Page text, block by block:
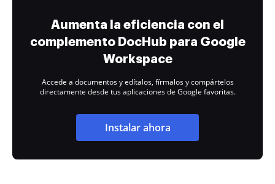
Aumenta la eficiencia con el
complemento DocHub para Google
Workspace
Accede a documentos y edítalos, fírmalos y compártelos
directamente desde tus aplicaciones de Google favoritas.
Instalar ahora